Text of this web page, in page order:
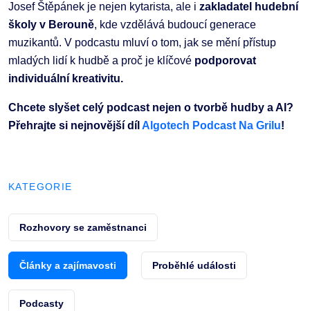
Josef Štěpánek je nejen kytarista, ale i zakladatel hudební
školy v Berouně, kde vzdělává budoucí generace
muzikantů. V podcastu mluví o tom, jak se mění přístup
mladých lidí k hudbě a proč je klíčové podporovat
individuální kreativitu.
Chcete slyšet celý podcast nejen o tvorbě hudby a AI?
Přehrajte si nejnovější díl Algotech Podcast Na Grilu!
KATEGORIE
Rozhovory se zaměstnanci
Články a zajímavosti Proběhlé události
Podcasty